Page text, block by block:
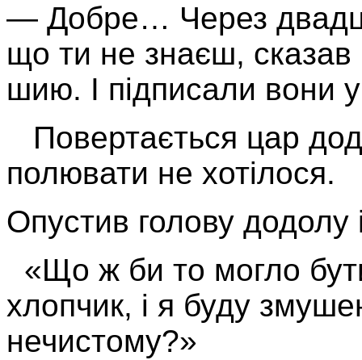
— Добре… Через
що ти не знаєш, сказав
шию. І підписали вони
Повертається цар
полювати не хотілося.
Опустив голову додолу
«Що ж би то могло
хлопчик, і я буду
нечистому?»